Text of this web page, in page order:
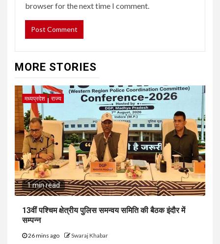
browser for the next time I comment.
MORE STORIES
मध्यप्रदेश राज्य
1 min read
13वीं पश्चिम क्षेत्रीय पुलिस समन्वय समिति की बैठक इंदौर में
सम्पन्न
26 mins ago Swaraj Khabar